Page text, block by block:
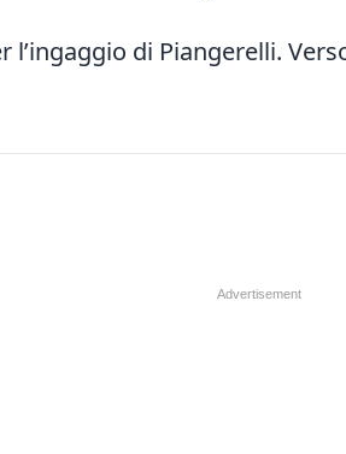
l’ingaggio di Piangerelli.